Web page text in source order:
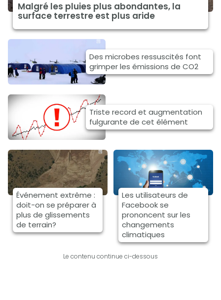
Malgré les pluies plus abondantes, la
surface terrestre est plus aride
Des microbes ressuscités font
grimper les émissions de CO2
Triste record et augmentation
fulgurante de cet élément
Événement extrême :
doit-on se préparer à
plus de glissements
de terrain?
Les utilisateurs de
Facebook se
prononcent sur les
changements
climatiques
Le contenu continue ci-dessous